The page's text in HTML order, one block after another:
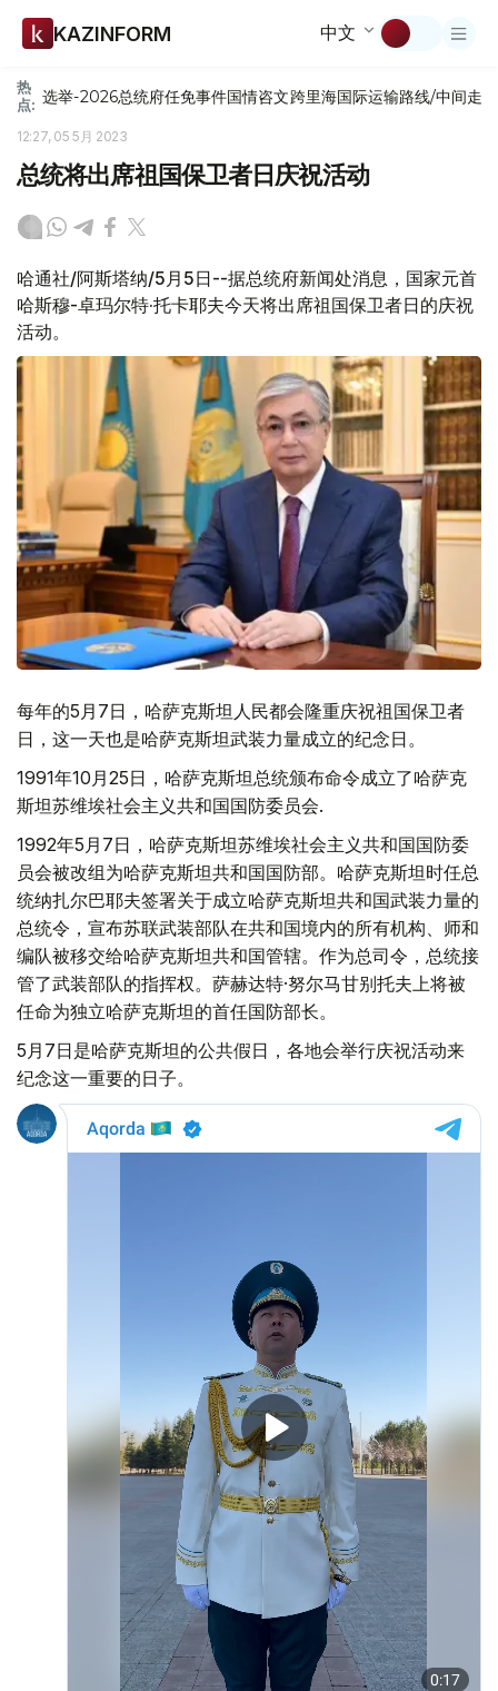
KAZINFORM 中文
热
点: 选举-2026总统府任免事件国情咨文跨里海国际运输路线/中间走廊
12:27, 05 5月 2023
总统将出席祖国保卫者日庆祝活动
哈通社/阿斯塔纳/5月5日--据总统府新闻处消息，国家元首
哈斯穆-卓玛尔特·托卡耶夫今天将出席祖国保卫者日的庆祝
活动。
每年的5月7日，哈萨克斯坦人民都会隆重庆祝祖国保卫者
日，这一天也是哈萨克斯坦武装力量成立的纪念日。
1991年10月25日，哈萨克斯坦总统颁布命令成立了哈萨克
斯坦苏维埃社会主义共和国国防委员会.
1992年5月7日，哈萨克斯坦苏维埃社会主义共和国国防委
员会被改组为哈萨克斯坦共和国国防部。哈萨克斯坦时任总
统纳扎尔巴耶夫签署关于成立哈萨克斯坦共和国武装力量的
总统令，宣布苏联武装部队在共和国境内的所有机构、师和
编队被移交给哈萨克斯坦共和国管辖。作为总司令，总统接
管了武装部队的指挥权。萨赫达特·努尔马甘别托夫上将被
任命为独立哈萨克斯坦的首任国防部长。
5月7日是哈萨克斯坦的公共假日，各地会举行庆祝活动来
纪念这一重要的日子。